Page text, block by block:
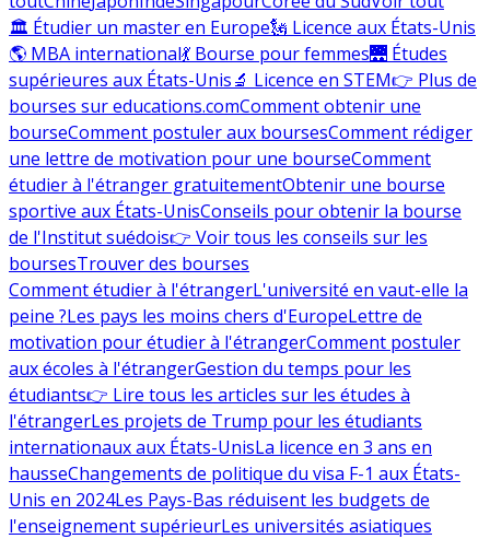
🏛 Étudier un master en Europe🗽 Licence aux États-Unis
🌎 MBA international💃 Bourse pour femmes🌉 Études
supérieures aux États-Unis🔬 Licence en STEM👉 Plus de
bourses sur educations.comComment obtenir une
bourseComment postuler aux boursesComment rédiger
une lettre de motivation pour une bourseComment
étudier à l'étranger gratuitementObtenir une bourse
sportive aux États-UnisConseils pour obtenir la bourse
de l'Institut suédois👉 Voir tous les conseils sur les
boursesTrouver des bourses
Comment étudier à l'étrangerL'université en vaut-elle la
peine ?Les pays les moins chers d'EuropeLettre de
motivation pour étudier à l'étrangerComment postuler
aux écoles à l'étrangerGestion du temps pour les
étudiants👉 Lire tous les articles sur les études à
l'étrangerLes projets de Trump pour les étudiants
internationaux aux États-UnisLa licence en 3 ans en
hausseChangements de politique du visa F-1 aux États-
Unis en 2024Les Pays-Bas réduisent les budgets de
l'enseignement supérieurLes universités asiatiques